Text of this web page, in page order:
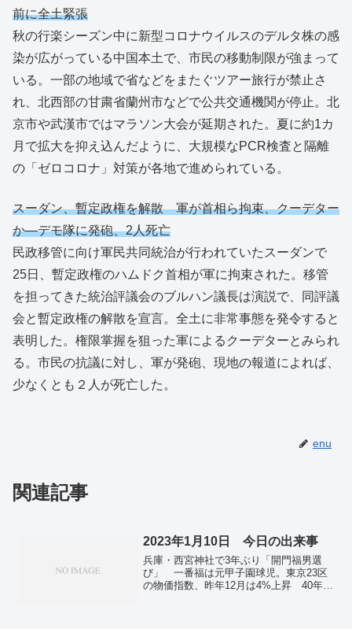
前に全土緊張
秋の行楽シーズン中に新型コロナウイルスのデルタ株の感
染が広がっている中国本土で、市民の移動制限が強まって
いる。一部の地域で省などをまたぐツアー旅行が禁止さ
れ、北西部の甘粛省蘭州市などで公共交通機関が停止。北
京市や武漢市ではマラソン大会が延期された。夏に約1カ
月で拡大を抑え込んだように、大規模なPCR検査と隔離
の「ゼロコロナ」対策が各地で進められている。
スーダン、暫定政権を解散 軍が首相ら拘束、クーデター
か―デモ隊に発砲、2人死亡
民政移管に向け軍民共同統治が行われていたスーダンで
25日、暫定政権のハムドク首相が軍に拘束された。移管
を担ってきた統治評議会のブルハン議長は演説で、同評議
会と暫定政権の解散を宣言。全土に非常事態を発令すると
表明した。権限掌握を狙った軍によるクーデターとみられ
る。市民の抗議に対し、軍が発砲、現地の報道によれば、
少なくとも２人が死亡した。
enu
関連記事
2023年1月10日 今日の出来事
兵庫・西宮神社で3年ぶり「開門福男選
び」 一番福は元甲子園球児。東京23区
の物価指数、昨年12月は4%上昇 40年ぶ